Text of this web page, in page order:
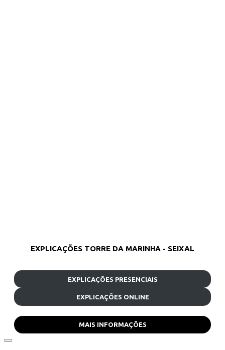
EXPLICAÇÕES TORRE DA MARINHA - SEIXAL
EXPLICAÇÕES PRESENCIAIS
EXPLICAÇÕES ONLINE
MAIS INFORMAÇÕES